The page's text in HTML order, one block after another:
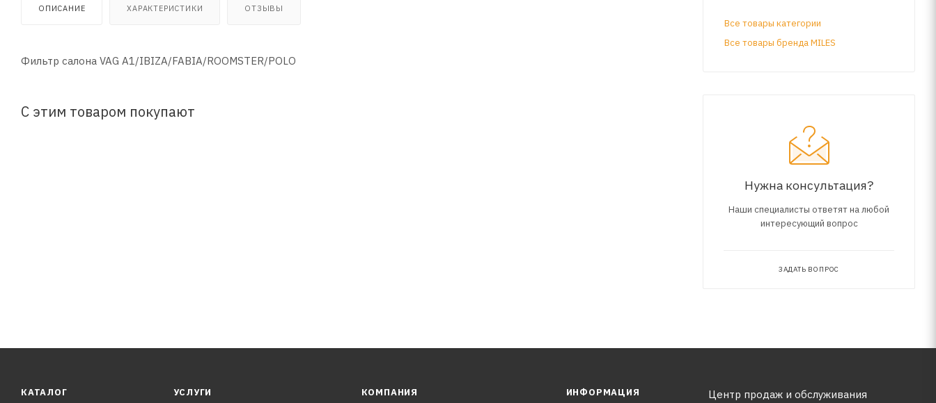
ОПИСАНИЕ ХАРАКТЕРИСТИКИ ОТЗЫВЫ
Фильтр салона VAG A1/IBIZA/FABIA/ROOMSTER/POLO
С этим товаром покупают
Все товары категории
Все товары бренда MILES
Нужна консультация?
Наши специалисты ответят на любой
интересующий вопрос
ЗАДАТЬ ВОПРОС
КАТАЛОГ УСЛУГИ КОМПАНИЯ ИНФОРМАЦИЯ
Центр продаж и обслуживания